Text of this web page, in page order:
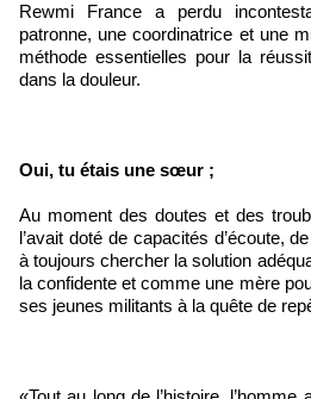
Rewmi France a perdu
patronne, une coordinatrice et une
méthode essentielles pour la
dans la douleur.
Oui, tu étais une sœur ;
Au moment des doutes et des
l’avait doté de capacités d’écoute,
à toujours chercher la solution
la confidente et comme une mère
ses jeunes militants à la quête de